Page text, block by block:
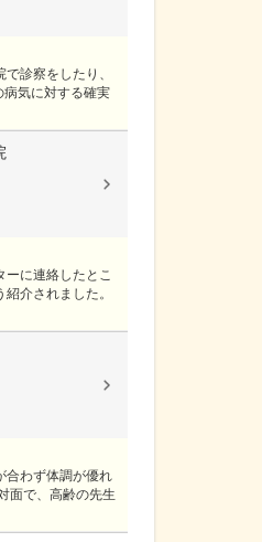
診察をしたり、
病気に対する確実
ーに連絡したとこ
介されました。
合わず体調が優れ
面で、高齢の先生